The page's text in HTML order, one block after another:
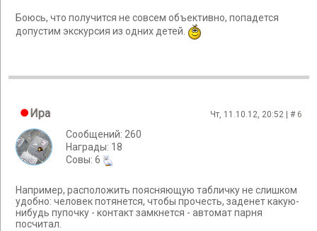
Боюсь, что получится не совсем объективно, попадется
допустим экскурсия из одних детей.
Ира Чт, 11.10.12, 20:52 | # 6
Сообщений: 260
Награды: 18
Cовы: 6
Например, расположить поясняющую табличку не слишком
удобно: человек потянется, чтобы прочесть, заденет какую-
нибудь пупочку - контакт замкнется - автомат парня
посчитал.